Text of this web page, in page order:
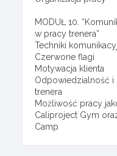
MODUŁ 10.
w pracy trenera”
Techniki
Czerwone flagi
Motywacja klienta
Odpowiedzialność
trenera
Możliwość pracy
Caliproject Gym
Camp